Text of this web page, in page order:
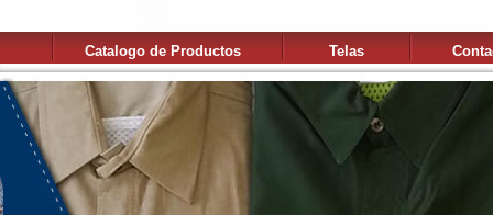
Catalogo de Productos Telas